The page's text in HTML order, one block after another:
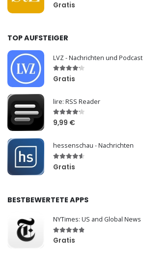
Gratis
TOP AUFSTEIGER
LVZ - Nachrichten und Podcast
Gratis
lire: RSS Reader
9,99 €
hessenschau - Nachrichten
Gratis
BESTBEWERTETE APPS
NYTimes: US and Global News
Gratis